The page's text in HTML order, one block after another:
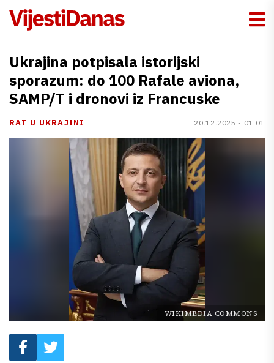
Ukrajina potpisala istorijski
sporazum: do 100 Rafale aviona,
SAMP/T i dronovi iz Francuske
RAT U UKRAJINI 20.12.2025 - 01:01
WIKIMEDIA COMMONS